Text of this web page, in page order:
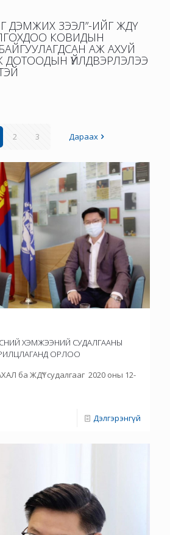
ДЭМЖИХ ЗЭЭЛ”-ИЙГ ЖДҮ
КОВИДЫН
АЖ АХУЙ
ҮЙЛДВЭРЛЭЛЭЭ
2 3 Дараах
ХЭМЖЭЭНИЙ СУДАЛГААНЫ
ОРЛОО
ба ЖДҮ” судалгааг 2020 оны 12-
Дэлгэрэнгүй